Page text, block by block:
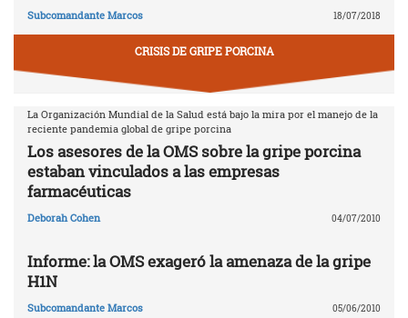
Subcomandante Marcos 18/07/2018
CRISIS DE GRIPE PORCINA
La Organización Mundial de la Salud está bajo la mira por el manejo de la
reciente pandemia global de gripe porcina
Los asesores de la OMS sobre la gripe porcina
estaban vinculados a las empresas
farmacéuticas
Deborah Cohen 04/07/2010
Informe: la OMS exageró la amenaza de la gripe
H1N
Subcomandante Marcos 05/06/2010